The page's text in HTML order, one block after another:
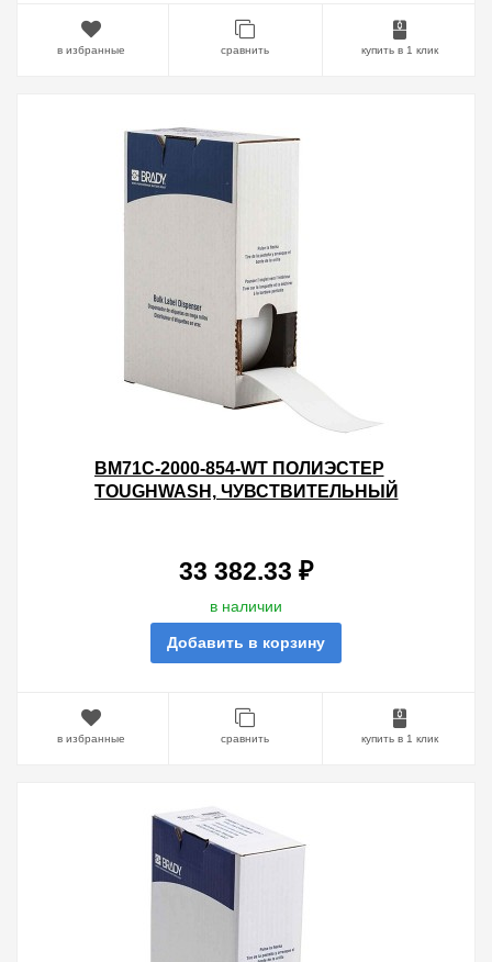
в избранные сравнить купить в 1 клик
BM71C-2000-854-WT ПОЛИЭСТЕР
TOUGHWASH, ЧУВСТВИТЕЛЬНЫЙ
33 382.33 ₽
в наличии
Добавить в корзину
в избранные сравнить купить в 1 клик